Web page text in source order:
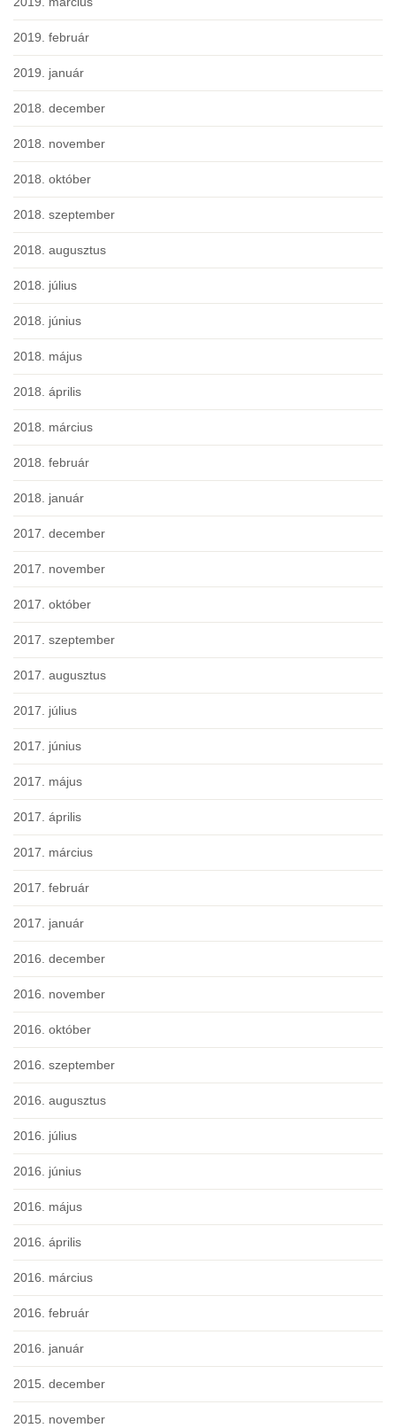
2019. február
2019. január
2018. december
2018. november
2018. október
2018. szeptember
2018. augusztus
2018. július
2018. június
2018. május
2018. április
2018. március
2018. február
2018. január
2017. december
2017. november
2017. október
2017. szeptember
2017. augusztus
2017. július
2017. június
2017. május
2017. április
2017. március
2017. február
2017. január
2016. december
2016. november
2016. október
2016. szeptember
2016. augusztus
2016. július
2016. június
2016. május
2016. április
2016. március
2016. február
2016. január
2015. december
2015. november